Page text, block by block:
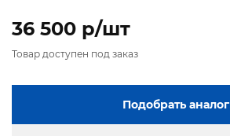
36 500 p/шт
Товар доступен под заказ
Подобрать аналог